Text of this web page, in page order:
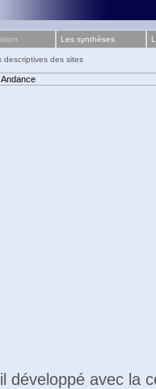
Les synthèses
descriptives des sites
développé avec la